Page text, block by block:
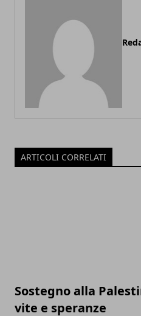
ARTICOLI CORRELATI
Sostegno alla
vite e speranze